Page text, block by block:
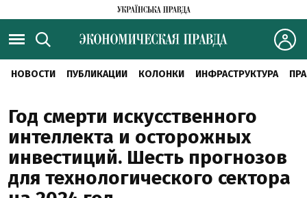
НОВОСТИ ПУБЛИКАЦИИ КОЛОНКИ ИНФРАСТРУКТУРА
Год смерти искусственного
интеллекта и осторожных
инвестиций. Шесть прогнозов
для технологического сектора